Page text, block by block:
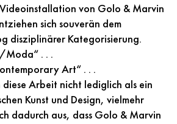
von Golo & Marvin
sich souverän dem
disziplinärer Kategorisierung.
Moda“ . . .
Art“ . . .
diese Arbeit nicht lediglich als ein
Kunst und Design, vielmehr
dadurch aus, dass Golo & Marvin